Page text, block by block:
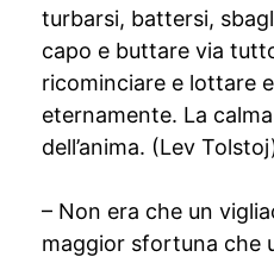
turbarsi, battersi,
capo e buttare via
ricominciare e lottare
eternamente. La
dell’anima. (Lev
– Non era che un
maggior sfortuna che